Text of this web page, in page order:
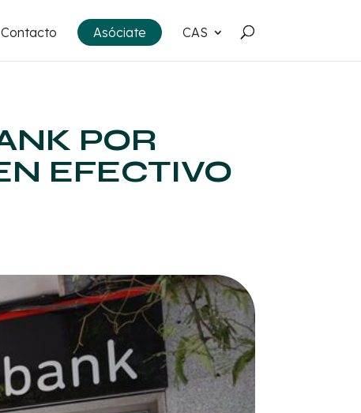
Contacto Asóciate CAS
POR
EFECTIVO